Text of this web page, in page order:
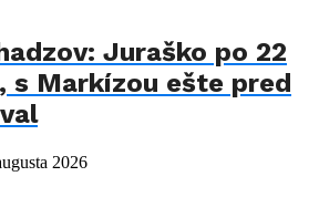
Juraško po 22
s Markízou ešte pred
2026